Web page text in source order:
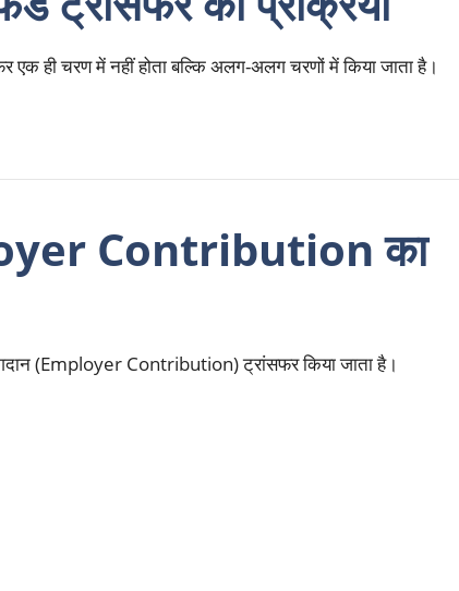
ही चरण में नहीं होता बल्कि अलग-अलग चरणों में किया जाता है।
Contribution का
(Employer Contribution) ट्रांसफर किया जाता है।